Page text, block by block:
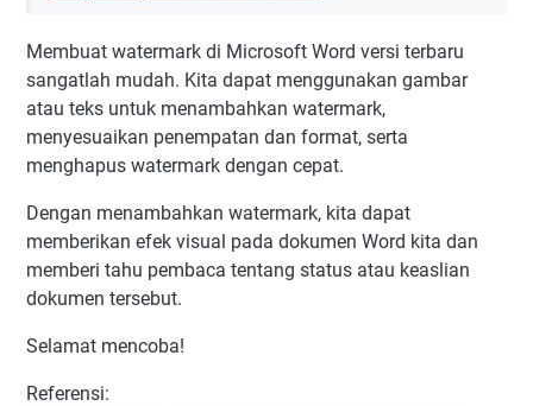
Membuat watermark di Microsoft Word versi terbaru
sangatlah mudah. Kita dapat menggunakan gambar
atau teks untuk menambahkan watermark,
menyesuaikan penempatan dan format, serta
menghapus watermark dengan cepat.
Dengan menambahkan watermark, kita dapat
memberikan efek visual pada dokumen Word kita dan
memberi tahu pembaca tentang status atau keaslian
dokumen tersebut.
Selamat mencoba!
Referensi: